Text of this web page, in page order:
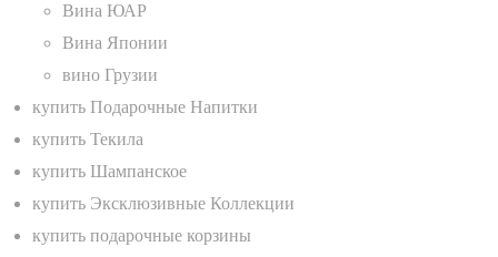
Вина ЮАР
Вина Японии
вино Грузии
купить Подарочные Напитки
купить Текила
купить Шампанское
купить Эксклюзивные Коллекции
купить подарочные корзины